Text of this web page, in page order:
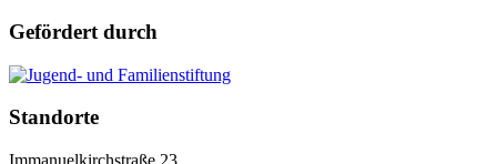
Gefördert durch
Standorte
Immanuelkirchstraße 23